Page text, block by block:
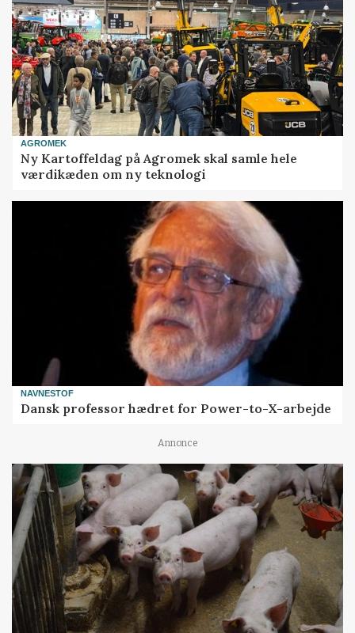
AGROMEK
Ny Kartoffeldag på Agromek skal samle hele
værdikæden om ny teknologi
NAVNESTOF
Dansk professor hædret for Power-to-X-arbejde
Annonce